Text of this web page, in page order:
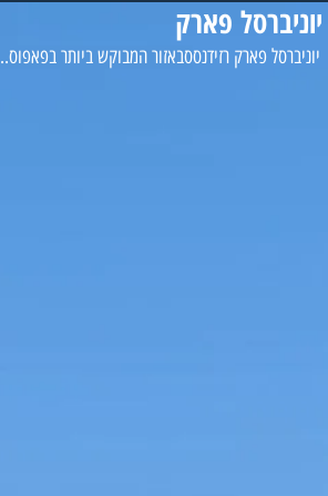
יוניברסל פארק
יוניברסל פארק רזידנססבאזור המבוקש ביותר בפאפוס...